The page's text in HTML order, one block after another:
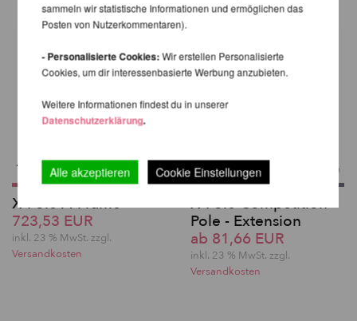
X-Pole A-Frame
723,53 EUR
inkl. 23 % MwSt. zzgl.
Versandkosten
X-Pole Competition
Pole - Extension
ab 81,66 EUR
inkl. 23 % MwSt. zzgl.
Versandkosten
sammeln wir statistische Informationen und ermöglichen das
Posten von Nutzerkommentaren).
- Personalisierte Cookies:Wir erstellen Personalisierte
Cookies, um dir interessenbasierte Werbung anzubieten.
Weitere Informationen findest du in unserer
Datenschutzerklärung.
Alle akzeptieren Cookie Einstellungen